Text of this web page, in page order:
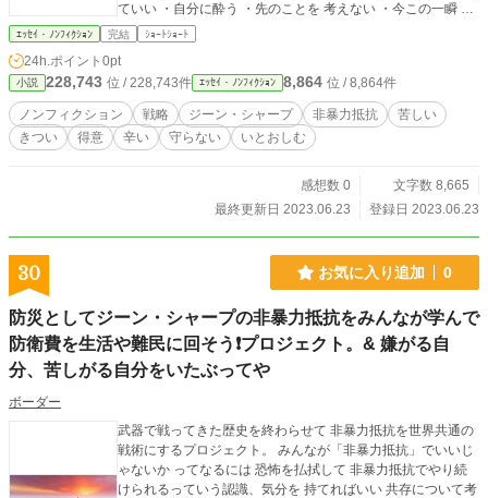
ていい ・自分に酔う ・先のことを 考えない ・今この一瞬 か
らなにかつかみとろうとする ・死、苦しい、別れ、変化 を特
・死、苦しい、別れ、変化 をいとおしむ、慈しむ、寄り添う
https://ka2.link/situke/betusekai-2/#y. どうして 死、苦しい、
別れ を いやがるんだ、嫌うんだ 死が、苦しいが、別れが か
わいそうじゃないか 被爆国として 馬鹿な戦争をやらかした愚
か者の国として 核を持たない 武器を持たない 非暴力抵抗を
遊びに来て下さい https://ka2.link/situke/ibento/#1 ↓こんなの
も https://ka2.link/situke/ibento-2/#1 ずーっと武器で争ってき
ベントやってます。 ↓気が向いたら遊びに来て下さい https://k
a2.link/situke/ibento/#1 ↓こんなのも https://ka2.link/situke/ibe
て下さい https://ka2.link/situke/ibento/#1 ↓こんなのも https://k
a2.link/situke/ibento-2/#1 ↓6/23 のイベント https://facebook.c
om/boodaa.02/videos/280281277841013/ ↓6/23 のこんなの
https://facebook.com/boodaa.02/videos/599669705566838/ y
ylist?list=PLPO947_boecAEYIlWiQhqDHBTOHchuYn0 〇社
会福祉法人 東京恵明学園の親のない子、捨て子の子供達を 十
五年間に渡り無償で五千四百人分頭刈りを続けてきました。
〇調布の青木病院の老人ホームの老人の
ｴｯｾｲ・ﾉﾝﾌｨｸｼｮﾝ 完結 ｼｮｰﾄｼｮｰﾄ
24h.ポイント 0pt
小説 228,743 位 / 228,743件 ｴｯｾｲ・ﾉﾝﾌｨｸｼｮﾝ 8,864 位 / 8,864件
ノンフィクション 戦略 ジーン・シャープ 非暴力抵抗
苦しい
きつい
得意 辛い 守らない いとおしむ
感想数 0
文字数 8,665
最終更新日 2023.06.23
登録日 2023.06.23
30 お気に入り追加 0
防災としてジーン・シャープの非暴力抵抗をみんなが学んで
防衛費を生活や難民に回そう❗プロジェクト。& 嫌がる自
分、苦しがる自分をいたぶってや
ボーダー
武器で戦ってきた歴史を終わらせて 非暴力抵抗を世界共通の
戦術にするプロジェクト。 みんなが「非暴力抵抗」でいいじ
ゃないか ってなるには 恐怖を払拭して 非暴力抵抗でやり続
けられるっていう認識、気分を 持てればいい 共存について考